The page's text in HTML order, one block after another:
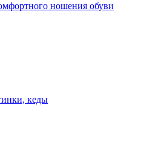
ношения обуви
кеды